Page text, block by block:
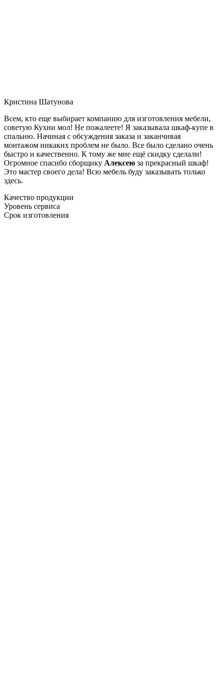
Кристина Шатунова
Всем, кто еще выбирает компанию для изготовления мебели,
советую Кухни мол! Не пожалеете! Я заказывала шкаф-купе в
спальню. Начиная с обсуждения заказа и заканчивая
монтажом никаких проблем не было. Все было сделано очень
быстро и качественно. К тому же мне ещё скидку сделали!
Огромное спасибо сборщику Алексею за прекрасный шкаф!
Это мастер своего дела! Всю мебель буду заказывать только
здесь.
Качество продукции
Уровень сервиса
Срок изготовления